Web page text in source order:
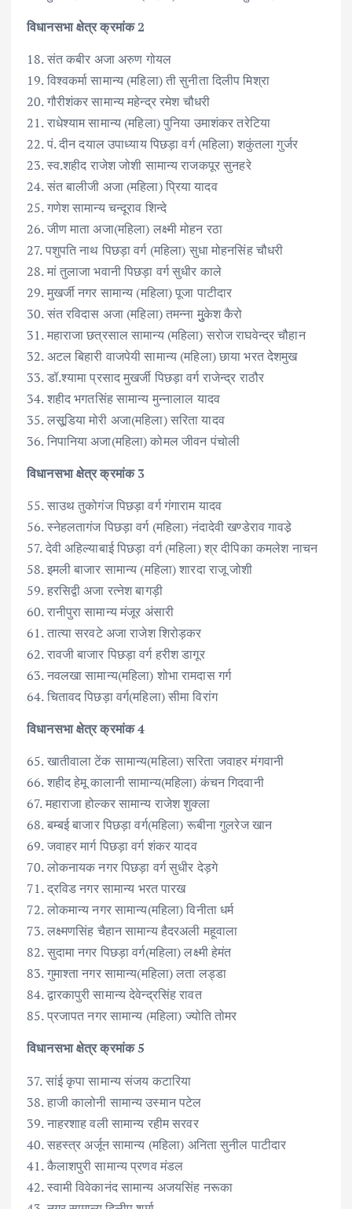
विधानसभा क्षेत्र क्रमांक 2
18. संत कबीर अजा अरुण गोयल
19. विश्वकर्मा सामान्य (महिला) ती सुनीता दिलीप मिश्रा
20. गौरीशंकर सामान्य महेन्द्र रमेश चौधरी
21. राधेश्याम सामान्य (महिला) पुनिया उमाशंकर तरेटिया
22. पं. दीन दयाल उपाध्याय पिछड़ा वर्ग (महिला) शकुंतला गुर्जर
23. स्व.शहीद राजेश जोशी सामान्य राजकपूर सुनहरे
24. संत बालीजी अजा (महिला) प्रिया यादव
25. गणेश सामान्य चन्दूराव शिन्दे
26. जीण माता अजा(महिला) लक्ष्मी मोहन रठा
27. पशुपति नाथ पिछड़ा वर्ग (महिला) सुधा मोहनसिंह चौधरी
28. मां तुलाजा भवानी पिछड़ा वर्ग सुधीर काले
29. मुखर्जी नगर सामान्य (महिला) पूजा पाटीदार
30. संत रविदास अजा (महिला) तमन्ना मुुुकेश कैरो
31. महाराजा छत्रसाल सामान्य (महिला) सरोज राघवेन्द्र चौहान
32. अटल बिहारी वाजपेयी सामान्य (महिला) छाया भरत देेशमुख
33. डॉ.श्यामा प्रसाद मुखर्जी पिछड़ा वर्ग राजेन्द्र राठौर
34. शहीद भगतसिंह सामान्य मुन्नालाल यादव
35. लसूडि़या मोरी अजा(महिला) सरिता यादव
36. निपानिया अजा(महिला) कोमल जीवन पंचोली
विधानसभा क्षेत्र क्रमांक 3
55. साउथ तुकोगंज पिछड़ा वर्ग गंगाराम यादव
56. स्नेहलतागंज पिछड़ा वर्ग (महिला) नंदादेवी खण्डेराव गावडे़
57. देवी अहिल्याबाई पिछड़ा वर्ग (महिला) श्र दीपिका कमलेश नाचन
58. इमली बाजार सामान्य (महिला) शारदा राजू जोशी
59. हरसिद्वी अजा रत्नेश बागड़ी
60. रानीपुरा सामान्य मंजूर अंसारी
61. तात्या सरवटे अजा राजेश शिरोड़कर
62. रावजी बाजार पिछड़ा वर्ग हरीश डागूर
63. नवलखा सामान्य(महिला) शोभा रामदास गर्ग
64. चितावद पिछड़ा वर्ग(महिला) सीमा विरांग
विधानसभा क्षेत्र क्रमांक 4
65. खातीवाला टेंक सामान्य(महिला) सरिता जवाहर मंगवानी
66. शहीद हेमू कालानी सामान्य(महिला) कंचन गिदवानी
67. महाराजा होल्कर सामान्य राजेश शुक्ला
68. बम्बई बाजार पिछड़ा वर्ग(महिला) रूबीना गुलरेज खान
69. जवाहर मार्ग पिछड़ा वर्ग शंकर यादव
70. लोकनायक नगर पिछड़ा वर्ग सुधीर देड़गे
71. द्रविड नगर सामान्य भरत पारख
72. लोकमान्य नगर सामान्य(महिला) विनीता धर्म
73. लक्ष्मणसिंह चैहान सामान्य हैदरअली महूवाला
82. सुदामा नगर पिछड़ा वर्ग(महिला) लक्ष्मी हेमंत
83. गुमाश्ता नगर सामान्य(महिला) लता लड्डा
84. द्वारकापुरी सामान्य देवेन्द्रसिंह रावत
85. प्रजापत नगर सामान्य (महिला) ज्योति तोमर
विधानसभा क्षेत्र क्रमांक 5
37. सांई कृपा सामान्य संजय कटारिया
38. हाजी कालोनी सामान्य उस्मान पटेल
39. नाहरशाह वली सामान्य रहीम सरवर
40. सहस्त्र अर्जून सामान्य (महिला) अनिता सुनील पाटीदार
41. कैलाशपुरी सामान्य प्रणव मंडल
42. स्वामी विवेकानंद सामान्य अजयसिंह नरूका